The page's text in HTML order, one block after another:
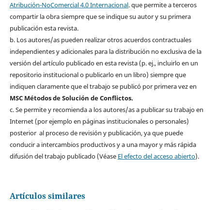
Atribución-NoComercial 4.0 Internacional. que permite a terceros
compartir la obra siempre que se indique su autor y su primera
publicación esta revista.
b. Los autores/as pueden realizar otros acuerdos contractuales
independientes y adicionales para la distribución no exclusiva de la
versión del artículo publicado en esta revista (p. ej., incluirlo en un
repositorio institucional o publicarlo en un libro) siempre que
indiquen claramente que el trabajo se publicó por primera vez en
MSC Métodos de Solución de Conflictos.
c. Se permite y recomienda a los autores/as a publicar su trabajo en
Internet (por ejemplo en páginas institucionales o personales)
posterior al proceso de revisión y publicación, ya que puede
conducir a intercambios productivos y a una mayor y más rápida
difusión del trabajo publicado (Véase El efecto del acceso abierto).
Artículos similares